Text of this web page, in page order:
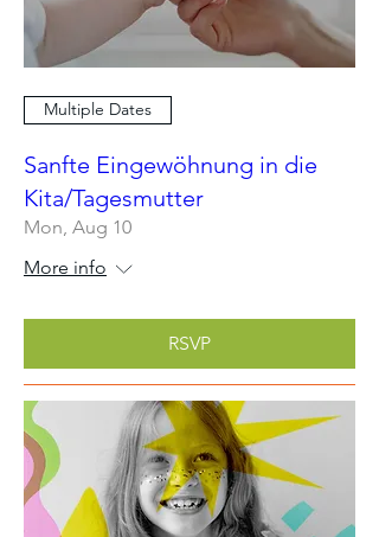
Multiple Dates
Sanfte Eingewöhnung in die
Kita/Tagesmutter
Mon, Aug 10
More info
RSVP